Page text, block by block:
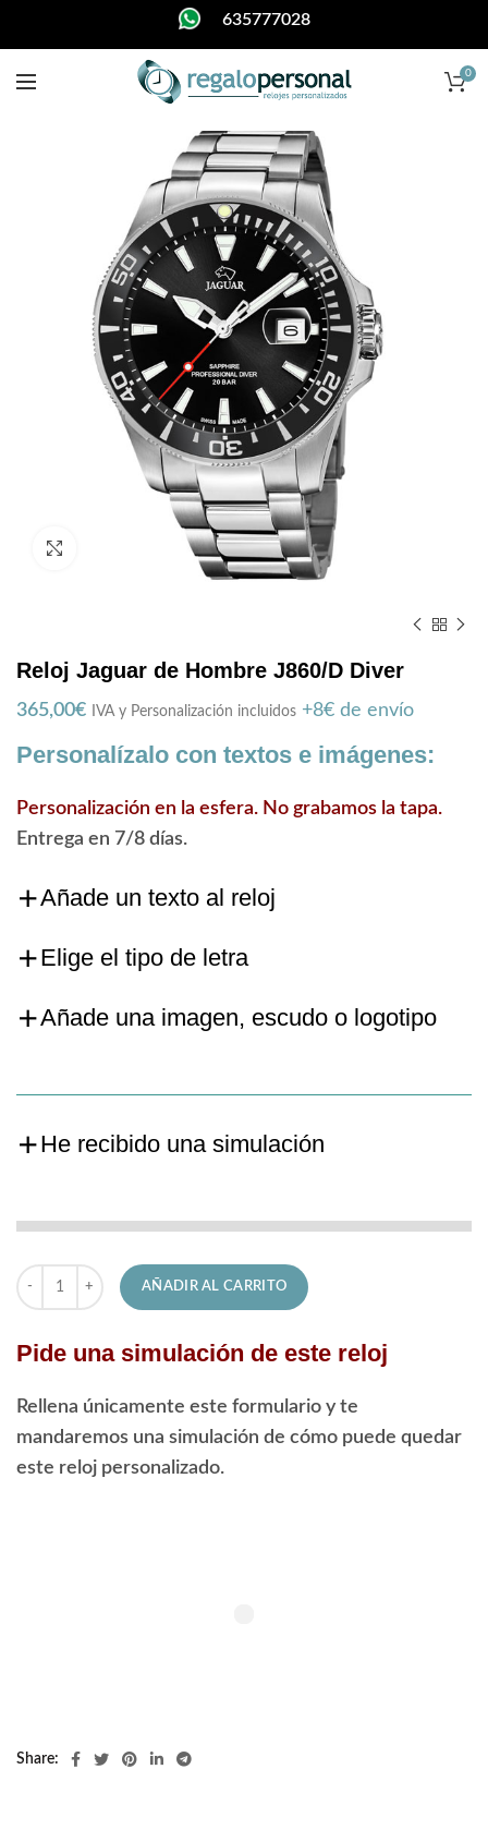
635777028
0
Reloj Jaguar de Hombre J860/D Diver
365,00€ IVA y Personalización incluidos +8€ de envío
Personalízalo con textos e imágenes:
Personalización en la esfera. No grabamos la tapa.
Entrega en 7/8 días.
Añade un texto al reloj
Elige el tipo de letra
Añade una imagen, escudo o logotipo
He recibido una simulación
Reloj Jaguar de Hombre J860/D Diver cantidad
AÑADIR AL CARRITO
Pide una simulación de este reloj
Rellena únicamente este formulario y te
mandaremos una simulación de cómo puede quedar
este reloj personalizado.
Share